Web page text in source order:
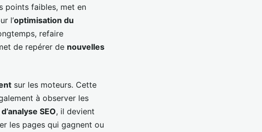
points faibles, met en
l’optimisation du
refaire
de repérer de nouvelles
sur les moteurs. Cette
à observer les
SEO, il devient
les pages qui gagnent ou